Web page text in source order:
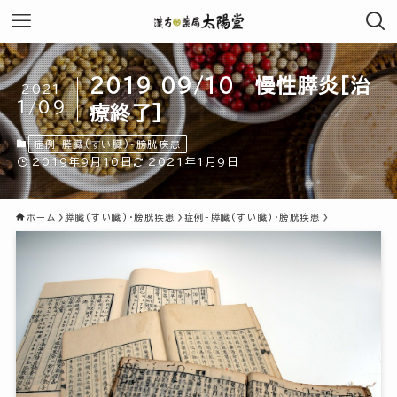
2019 09/10 慢性膵炎[治
療終了]
2021
1/09
症例-膵臓(すい臓)・膀胱疾患
2019年9月10日 2021年1月9日
ホーム 膵臓(すい臓)・膀胱疾患 症例-膵臓(すい臓)・膀胱疾患